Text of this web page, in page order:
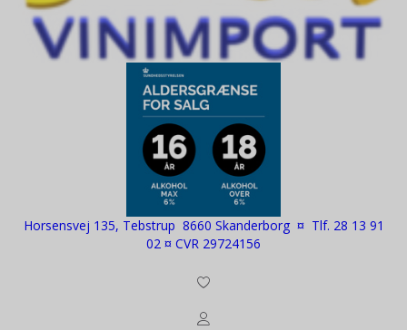
Horsensvej 135, Tebstrup 8660 Skanderborg ¤ Tlf. 28 13 91
02 ¤ CVR 29724156